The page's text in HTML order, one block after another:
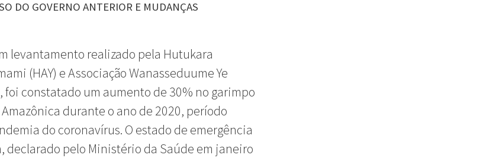
DO GOVERNO ANTERIOR E MUDANÇAS
levantamento realizado pela Hutukara
(HAY) e Associação Wanasseduume Ye
foi constatado um aumento de 30% no garimpo
durante o ano de 2020, período
do coronavírus. O estado de emergência
declarado pelo Ministério da Saúde em janeiro